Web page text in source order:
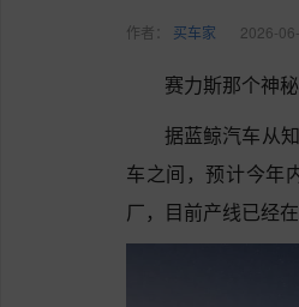
作者： 买车家 2026-
赛力斯那个神
据蓝鲸汽车从
车之间，预计今年
厂，目前产线已经在